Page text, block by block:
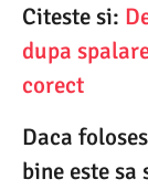
Citeste si:
dupa
corect
Daca
bine este